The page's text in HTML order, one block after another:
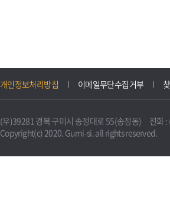
개인정보처리방침 이메일무단수집거부
(우)39281 경북 구미시 송정대로 55(송정동) 전화
Copyright(c) 2020. Gumi-si. all rights reserved.